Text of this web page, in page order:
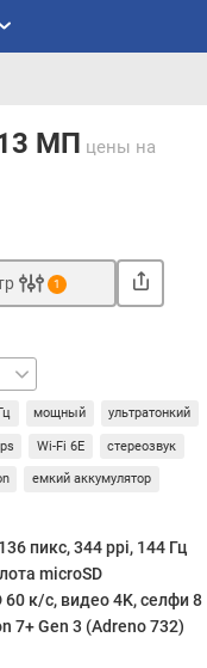
МП цены на
1
мощный ультратонкий
Wi-Fi 6E стереозвук
емкий аккумулятор
пикс, 344 ppi, 144 Гц
microSD
к/с, видео 4K, селфи
7+ Gen 3 (Adreno 732)